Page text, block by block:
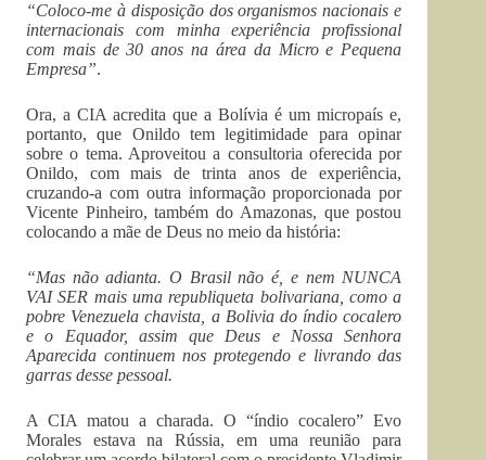
“Coloco-me à disposição dos organismos nacionais e
internacionais com minha experiência profissional
com mais de 30 anos na área da Micro e Pequena
Empresa”.
Ora, a CIA acredita que a Bolívia é um micropaís e,
portanto, que Onildo tem legitimidade para opinar
sobre o tema. Aproveitou a consultoria oferecida por
Onildo, com mais de trinta anos de experiência,
cruzando-a com outra informação proporcionada por
Vicente Pinheiro, também do Amazonas, que postou
colocando a mãe de Deus no meio da história:
“Mas não adianta. O Brasil não é, e nem NUNCA
VAI SER mais uma republiqueta bolivariana, como a
pobre Venezuela chavista, a Bolivia do índio cocalero
e o Equador, assim que Deus e Nossa Senhora
Aparecida continuem nos protegendo e livrando das
garras desse pessoal.
A CIA matou a charada. O “índio cocalero” Evo
Morales estava na Rússia, em uma reunião para